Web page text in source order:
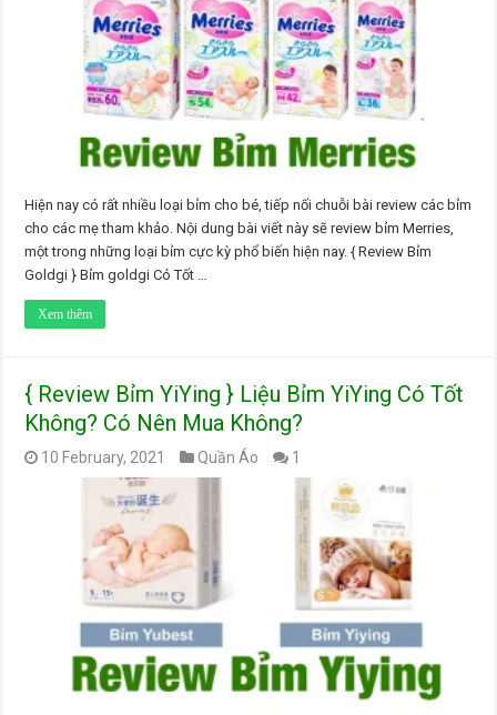
Hiện nay có rất nhiều loại bỉm cho bé, tiếp nối chuỗi bài review các bỉm
cho các mẹ tham khảo. Nội dung bài viết này sẽ review bỉm Merries,
một trong những loại bỉm cực kỳ phổ biến hiện nay. { Review Bỉm
Goldgi } Bỉm goldgi Có Tốt …
Xem thêm
{ Review Bỉm YiYing } Liệu Bỉm YiYing Có Tốt
Không? Có Nên Mua Không?
10 February, 2021 Quần Áo 1